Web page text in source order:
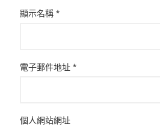
顯示名稱 *
電子郵件地址 *
個人網站網址